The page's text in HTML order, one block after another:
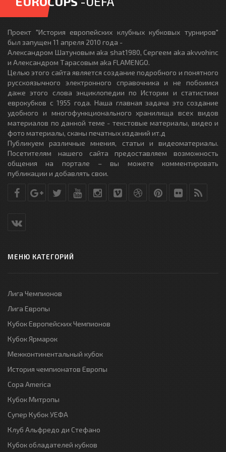
Проект "История европейских клубных кубковых турниров"
был запущен 11 апреля 2010 года -
Александром Шатуновым aka shat1980, Сергеем aka akvvohinc
и Александром Тарасовым aka FLAMENGO.
Целью этого сайта является создание подробного и понятного
русскоязычного электронного справочника и не побоимся
даже этого слова энциклопедии по Истории и статистики
еврокубков с 1955 года. Наша главная задача это создание
удобного и многофункционального хранилища всех видов
материалов по данной теме - текстовые материалы, видео и
фото материалы, сканы печатных изданий ит.д
Публикуем различные мнения, статьи и видеоматериалы.
Посетителям нашего сайта предоставляем возможность
общения на портале – вы можете комментировать
публикации и добавлять свои.
МЕНЮ КАТЕГОРИЙ
Лига Чемпионов
Лига Европы
Кубок Европейских Чемпионов
Кубок Ярмарок
Межконтинентальный кубок
История чемпионатов Европы
Copa America
Кубок Митропы
Супер Кубок УЕФА
Клуб Альфредо ди Стефано
Кубок обладателей кубков